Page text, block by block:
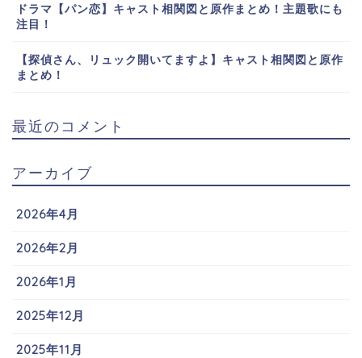
ドラマ【パン恋】キャスト相関図と原作まとめ！主題歌にも
注目！
【探偵さん、リュック開いてますよ】キャスト相関図と原作
まとめ！
最近のコメント
アーカイブ
2026年4月
2026年2月
2026年1月
2025年12月
2025年11月